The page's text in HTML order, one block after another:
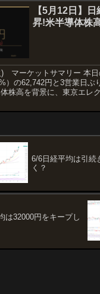
【5月12日】
昇!米半導体株
) マーケットサマリー 本日
）の62,742円と3営業日ぶ
株高を背景に、東京エレ
6/6日経平均は引続
く？
は32000円をキープし